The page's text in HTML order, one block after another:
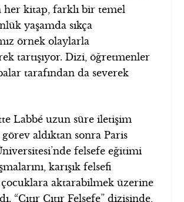
her kitap, farklı bir temel
yaşamda sıkça
örnek olaylarla
tartışıyor. Dizi, öğretmenler
tarafından da severek
Labbé uzun süre iletişim
aldıktan sonra Paris
felsefe eğitimi
karışık felsefi
aktarabilmek üzerine
“Çıtır Çıtır Felsefe” dizisinde,